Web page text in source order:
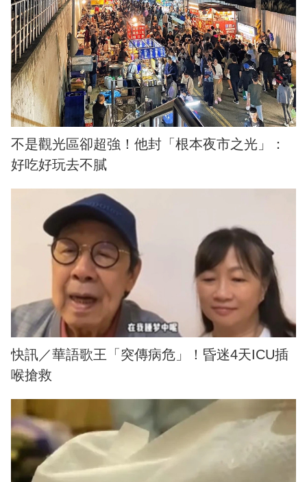
不是觀光區卻超強！他封「根本夜市之光」：
好吃好玩去不膩
快訊／華語歌王「突傳病危」！昏迷4天ICU插
喉搶救